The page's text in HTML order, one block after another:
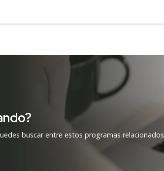
buscar entre estos programas relacionados